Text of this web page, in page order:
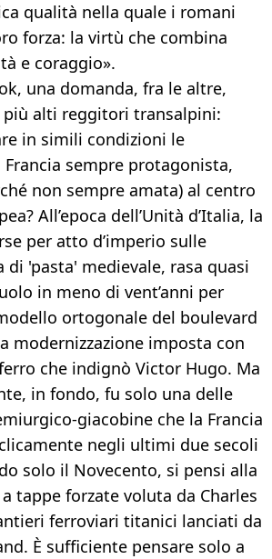
qualità nella quale i romani
forza: la virtù che combina
e coraggio».
una domanda, fra le altre,
alti reggitori transalpini:
in simili condizioni le
sempre protagonista,
non sempre amata) al centro
All’epoca dell’Unità d’Italia, la
per atto d’imperio sulle
di 'pasta' medievale, rasa quasi
in meno di vent’anni per
ortogonale del boulevard
modernizzazione imposta con
che indignò Victor Hugo. Ma
in fondo, fu solo una delle
giacobine che la Francia
negli ultimi due secoli
solo il Novecento, si pensi alla
tappe forzate voluta da Charles
ferroviari titanici lanciati da
È sufficiente pensare solo a